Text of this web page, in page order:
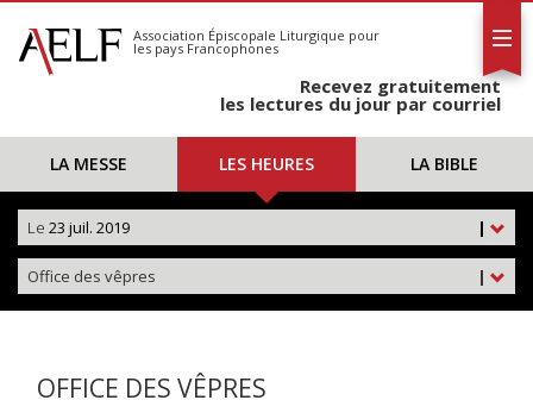
S'abonner
Calendrier
Association Épiscopale Liturgique pour
les pays Francophones
Recevez gratuitement
les lectures du jour par courriel
LA MESSE LES HEURES LA BIBLE
|
Le 23 juil. 2019
|
Office des vêpres
OFFICE DES VÊPRES